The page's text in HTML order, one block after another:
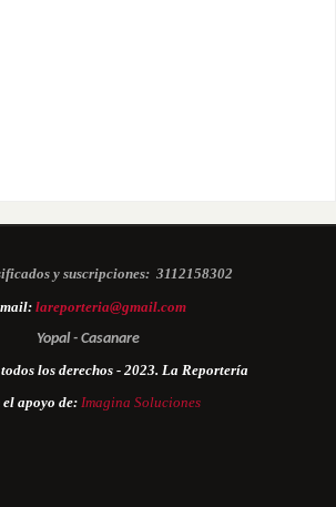
y suscripciones: 3112158302
lareporteria@gmail.com
Yopal - Casanare
los derechos - 2023. La Reportería
el apoyo de: Imagina Soluciones